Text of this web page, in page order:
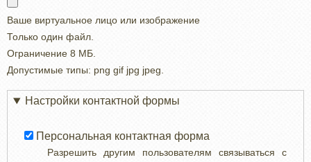
Ваше виртуальное лицо или изображение
Только один файл.
Ограничение 8 МБ.
Допустимые типы: png gif jpg jpeg.
Настройки контактной формы
Персональная контактная форма
Разрешить другим пользователям связываться с